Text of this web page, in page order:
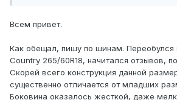
Выбирал по фото в инете, рисунок
шинам.
Всем привет.
Как обещал, пишу по шинам. Переобулся
Country 265/60R18, начитался отзывов,
Скорей всего конструкция данной
существенно отличается от младших
Боковина оказалось жесткой, даже